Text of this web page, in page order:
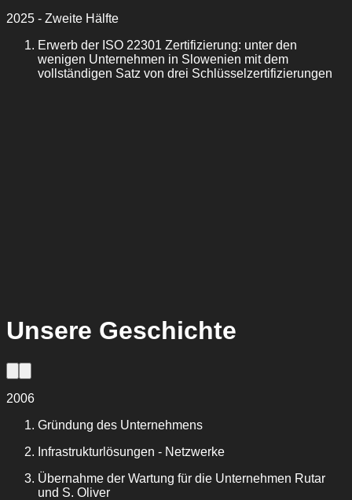
2025 - Zweite Hälfte
Erwerb der ISO 22301 Zertifizierung: unter den
wenigen Unternehmen in Slowenien mit dem
vollständigen Satz von drei Schlüsselzertifizierungen
Unsere Geschichte
2006
Gründung des Unternehmens
Infrastrukturlösungen - Netzwerke
Übernahme der Wartung für die Unternehmen Rutar
und S. Oliver